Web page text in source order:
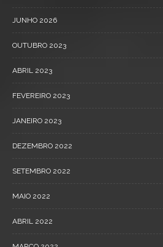
JUNHO 2026
OUTUBRO 2023
ABRIL 2023
FEVEREIRO 2023
JANEIRO 2023
DEZEMBRO 2022
SETEMBRO 2022
MAIO 2022
ABRIL 2022